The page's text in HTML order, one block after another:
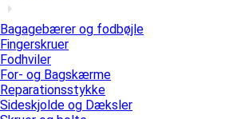
Bagagebærer og fodbøjle
Fingerskruer
Fodhviler
For- og Bagskærme
Reparationsstykke
Sideskjolde og Dæksler